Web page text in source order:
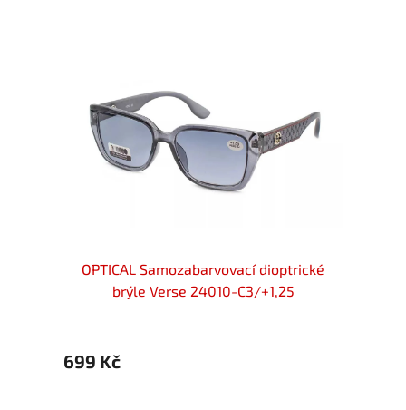
OPTICAL Samozabarvovací dioptrické
brýle Verse 24010-C3/+1,25
699 Kč